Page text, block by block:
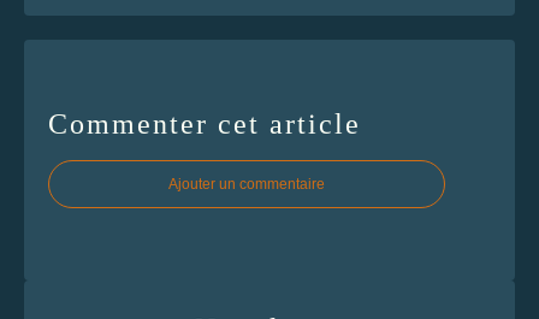
Commenter cet article
Ajouter un commentaire